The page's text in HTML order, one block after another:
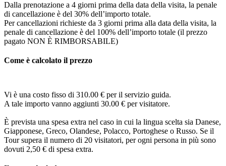
Dalla prenotazione a 4 giorni prima della data della visita, la penale
di cancellazione è del 30% dell’importo totale.
Per cancellazioni richieste da 3 giorni prima alla data della visita, la
penale di cancellazione è del 100% dell’importo totale (il prezzo
pagato NON È RIMBORSABILE)
Come è calcolato il prezzo
Vi è una costo fisso di 310.00 € per il servizio guida.
A tale importo vanno aggiunti 30.00 € per visitatore.
È prevista una spesa extra nel caso in cui la lingua scelta sia Danese,
Giapponese, Greco, Olandese, Polacco, Portoghese o Russo. Se il
Tour supera il numero di 20 visitatori, per ogni persona in più sono
dovuti 2,50 € di spesa extra.